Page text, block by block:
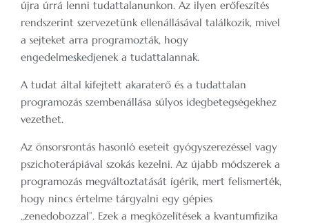
újra úrrá lenni tudattalanunkon. Az ilyen erőfeszítés
rendszerint szervezetünk ellenállásával találkozik, mivel
a sejteket arra programozták, hogy
engedelmeskedjenek a tudattalannak.
A tudat által kifejtett akaraterő és a tudattalan
programozás szembenállása súlyos idegbetegségekhez
vezethet.
Az önsorsrontás hasonló eseteit gyógyszerezéssel vagy
pszichoterápiával szokás kezelni. Az újabb módszerek a
programozás megváltoztatását ígérik, mert felismerték,
hogy nincs értelme tárgyalni egy gépies
„zenedobozzal”. Ezek a megközelítések a kvantumfizika